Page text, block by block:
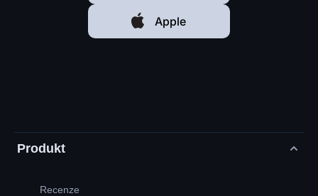
Apple
Produkt
Recenze